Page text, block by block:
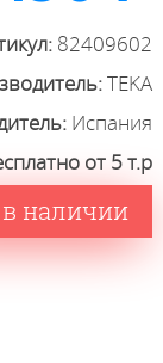
82409602
TEKA
Испания
от 5 т.р
наличии